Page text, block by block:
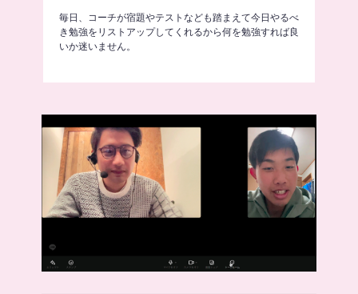
毎日、コーチが宿題やテストなども踏まえて今日やるべ
き勉強をリストアップしてくれるから何を勉強すれば良
いか迷いません。